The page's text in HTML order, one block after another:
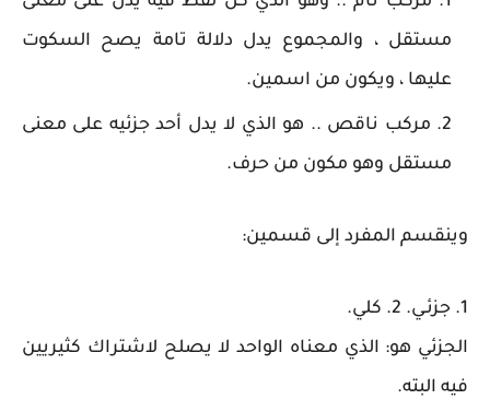
مستقل ، والمجموع يدل دلالة تامة يصح السكوت
عليها ، ويكون من اسمين.
مركب ناقص .. هو الذي لا يدل أحد جزئيه على معنى
مستقل وهو مكون من حرف.
وينقسم المفرد إلى قسمين:
1. جزئـي. 2. كلي.
الجزئي هو: الذي معناه الواحد لا يصلح لاشتراك كثيريين
فيه البته.